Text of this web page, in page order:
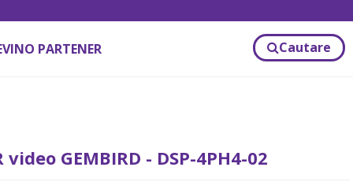
PARTENER Cautare
video GEMBIRD - DSP-4PH4-02